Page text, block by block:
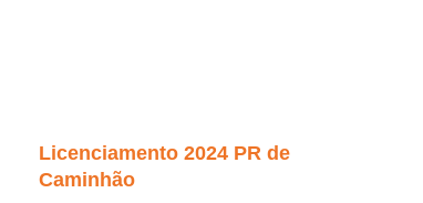
Licenciamento 2024 PR de
Caminhão